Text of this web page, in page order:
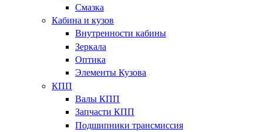
Смазка
Кабина и кузов
Внутренности кабины
Зеркала
Оптика
Элементы Кузова
КПП
Валы КПП
Запчасти КПП
Подшипники трансмиссия